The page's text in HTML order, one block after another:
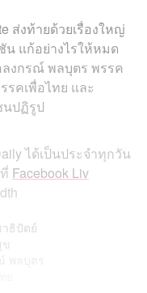
ส่งท้ายด้วยเรื่องใหญ่
แก้อย่างไรให้หมด
งกรณ์ พลบุตร พรรค
รคเพื่อไทย และ
นปฏิรูป
ได้เป็นประจำทุกวัน
ที่ Facebook Liv
ธิปัตย์